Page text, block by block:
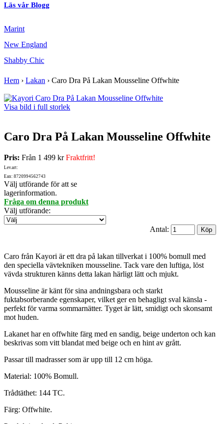
Läs vår Blogg
Marint
New England
Shabby Chic
Hem › Lakan › Caro Dra På Lakan Mousseline Offwhite
Visa bild i full storlek
Caro Dra På Lakan Mousseline Offwhite
Pris: Från 1 499 krFraktfritt!
Lev.art:
Ean: 8720994562743
Välj utförande för att se
lagerinformation.
Fråga om denna produkt
Välj utförande:
Antal:
Caro från Kayori är ett dra på lakan tillverkat i 100% bomull med
den speciella vävtekniken mousseline. Tack vare den luftiga, löst
vävda strukturen känns detta lakan härligt lätt och mjukt.
Mousseline är känt för sina andningsbara och starkt
fuktabsorberande egenskaper, vilket ger en behagligt sval känsla -
perfekt för varma sommarnätter. Tyget är lätt, smidigt och skonsamt
mot huden.
Lakanet har en offwhite färg med en sandig, beige underton och kan
beskrivas som vitt blandat med beige och en hint av grått.
Passar till madrasser som är upp till 12 cm höga.
Material: 100% Bomull.
Trådtäthet: 144 TC.
Färg: Offwhite.